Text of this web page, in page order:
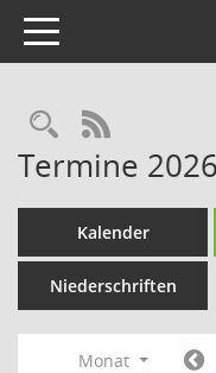
Toggle navigation
RSS-Feed
Termine 2026
Kalender
Niederschriften
Monat